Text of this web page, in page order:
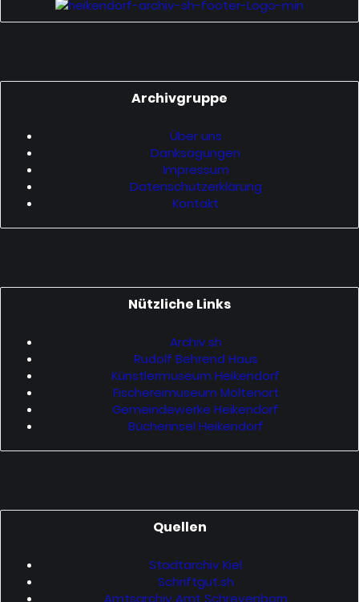
‎Archivgruppe
Über uns
Danksagungen
Impressum
Datenschutzerklärung
Kontakt
Nützliche Links
Archiv.sh
Rudolf Behrend Haus
Künstlermuseum Heikendorf
Fischereimuseum Möltenort
Gemeindewerke Heikendorf
Bücherinsel Heikendorf
Quellen
Stadtarchiv Kiel
Schriftgut.sh
Amtsarchiv Amt Schrevenborn